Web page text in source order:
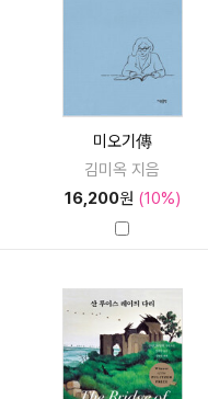
미오기傳
김미옥 지음
16,200원 (10%)